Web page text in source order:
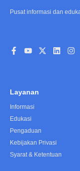
Pusat informasi dan
Layanan
Informasi
Edukasi
Pengaduan
Kebijakan Privasi
Syarat & Ketentuan